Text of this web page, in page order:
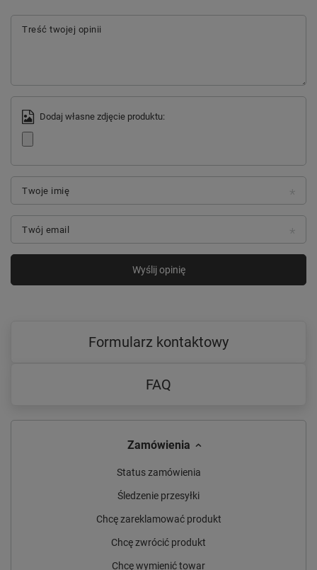
Treść twojej opinii
Dodaj własne zdjęcie produktu:
Twoje imię
Twój email
Wyślij opinię
Formularz kontaktowy
FAQ
Zamówienia
Status zamówienia
Śledzenie przesyłki
Chcę zareklamować produkt
Chcę zwrócić produkt
Chcę wymienić towar